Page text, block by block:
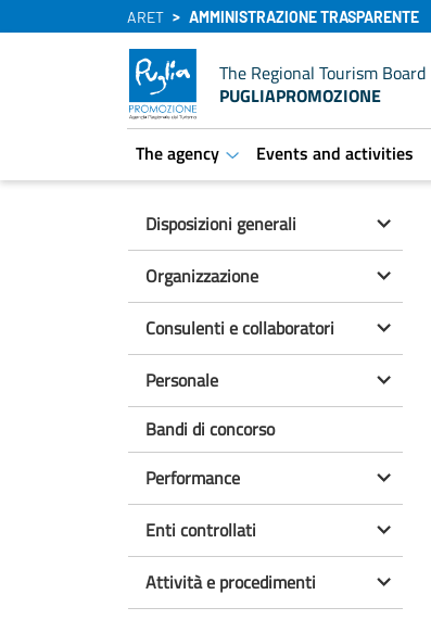
ARET AMMINISTRAZIONE TRASPARENTE
The Regional Tourism Board
PUGLIAPROMOZIONE
The agency
aret.open.submenu
Events and activities
Disposizioni generali
Organizzazione
Consulenti e collaboratori
Personale
Bandi di concorso
Performance
Enti controllati
Attività e procedimenti